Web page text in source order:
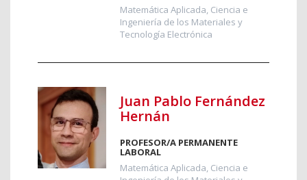
Matemática Aplicada, Ciencia e
Ingeniería de los Materiales y
Tecnología Electrónica
Juan Pablo Fernández
Hernán
PROFESOR/A PERMANENTE
LABORAL
Matemática Aplicada, Ciencia e